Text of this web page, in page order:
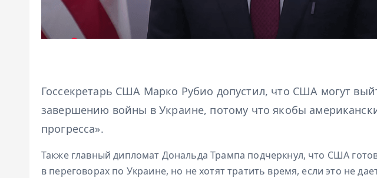
Госсекретарь США Марко Рубио допустил, что США могут
завершению войны в Украине, потому что якобы
прогресса».
Также главный дипломат Дональда Трампа подчеркнул, что США
в переговорах по Украине, но не хотят тратить время, если это не